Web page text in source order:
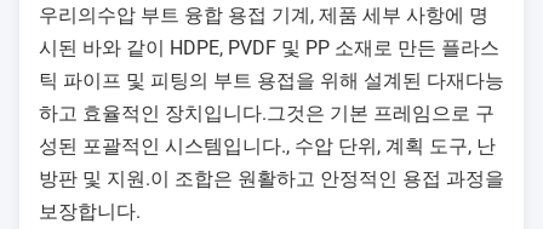
우리의수압 부트 융합 용접 기계, 제품 세부 사항에 명
시된 바와 같이 HDPE, PVDF 및 PP 소재로 만든 플라스
틱 파이프 및 피팅의 부트 용접을 위해 설계된 다재다능
하고 효율적인 장치입니다.그것은 기본 프레임으로 구
성된 포괄적인 시스템입니다., 수압 단위, 계획 도구, 난
방판 및 지원.이 조합은 원활하고 안정적인 용접 과정을
보장합니다.